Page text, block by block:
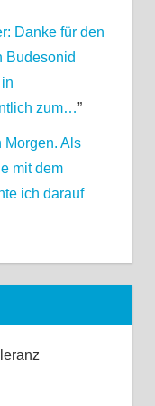
Danke für den
Budesonid
zum…”
Als
mit dem
ich darauf